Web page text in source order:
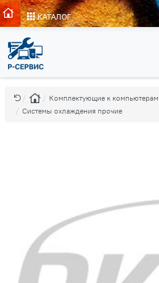
КАТАЛОГ
Комплектующие к компьютерам
Системы охлаждения прочие